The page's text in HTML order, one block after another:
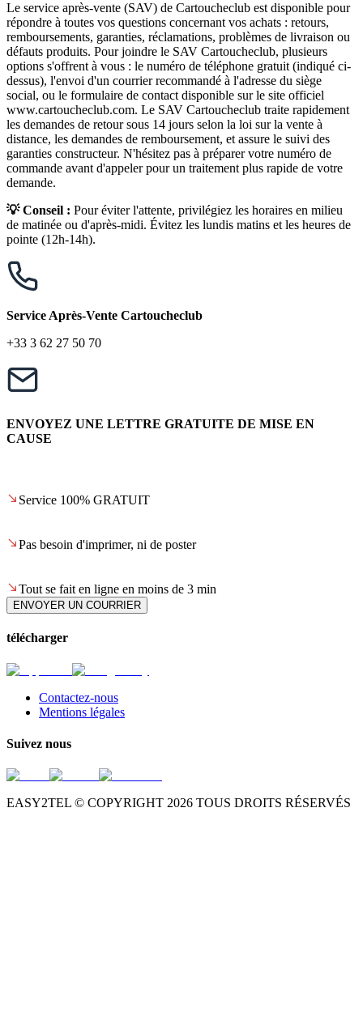
Le service après-vente (SAV) de Cartoucheclub est disponible pour
répondre à toutes vos questions concernant vos achats : retours,
remboursements, garanties, réclamations, problèmes de livraison ou
défauts produits. Pour joindre le SAV Cartoucheclub, plusieurs
options s'offrent à vous : le numéro de téléphone gratuit (indiqué ci-
dessus), l'envoi d'un courrier recommandé à l'adresse du siège
social, ou le formulaire de contact disponible sur le site officiel
www.cartoucheclub.com. Le SAV Cartoucheclub traite rapidement
les demandes de retour sous 14 jours selon la loi sur la vente à
distance, les demandes de remboursement, et assure le suivi des
garanties constructeur. N'hésitez pas à préparer votre numéro de
commande avant d'appeler pour un traitement plus rapide de votre
demande.
💡 Conseil : Pour éviter l'attente, privilégiez les horaires en milieu
de matinée ou d'après-midi. Évitez les lundis matins et les heures de
pointe (12h-14h).
Service Après-Vente Cartoucheclub
+33 3 62 27 50 70
ENVOYEZ UNE LETTRE GRATUITE DE MISE EN
CAUSE
Service 100% GRATUIT
Pas besoin d'imprimer, ni de poster
Tout se fait en ligne en moins de 3 min
ENVOYER UN COURRIER
télécharger
Contactez-nous
Mentions légales
Suivez nous
EASY2TEL © COPYRIGHT 2026 TOUS DROITS RÉSERVÉS